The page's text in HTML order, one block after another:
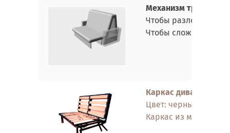
Механизм
Чтобы разложить
Чтобы сложить
Каркас дивана:
Цвет: черный
Каркас из металла